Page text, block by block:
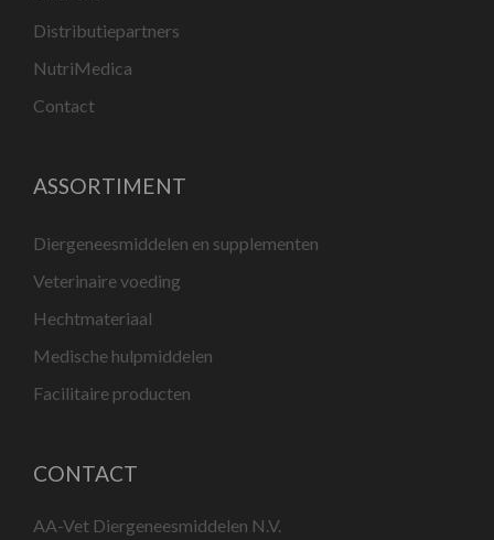
Distributiepartners
NutriMedica
Contact
ASSORTIMENT
Diergeneesmiddelen en supplementen
Veterinaire voeding
Hechtmateriaal
Medische hulpmiddelen
Facilitaire producten
CONTACT
AA-Vet Diergeneesmiddelen N.V.